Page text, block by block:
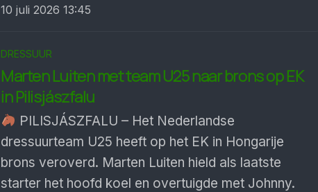
10 juli 2026 13:45
DRESSUUR
Marten Luiten met team U25 naar brons op EK
in Pilisjászfalu
PILISJÁSZFALU – Het Nederlandse
dressuurteam U25 heeft op het EK in Hongarije
brons veroverd. Marten Luiten hield als laatste
starter het hoofd koel en overtuigde met Johnny.